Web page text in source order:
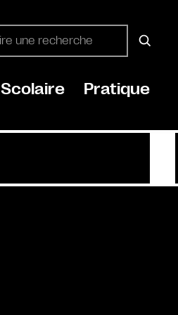
Scolaire Pratique